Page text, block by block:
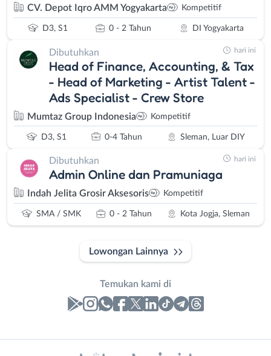
CV. Depot Iqro AMM Yogyakarta Kompetitif
D3, S1 0 - 2 Tahun DI Yogyakarta
Dibutuhkan
Head of Finance, Accounting, & Tax
- Head of Marketing - Artist Talent -
Ads Specialist - Crew Store
Mumtaz Group Indonesia Kompetitif
D3, S1 0-4 Tahun Sleman, Luar DIY
hari ini
Dibutuhkan
Admin Online dan Pramuniaga
Indah Jelita Grosir Aksesoris Kompetitif
SMA / SMK 0 - 2 Tahun Kota Jogja, Sleman
hari ini
Lowongan Lainnya
Temukan kami di